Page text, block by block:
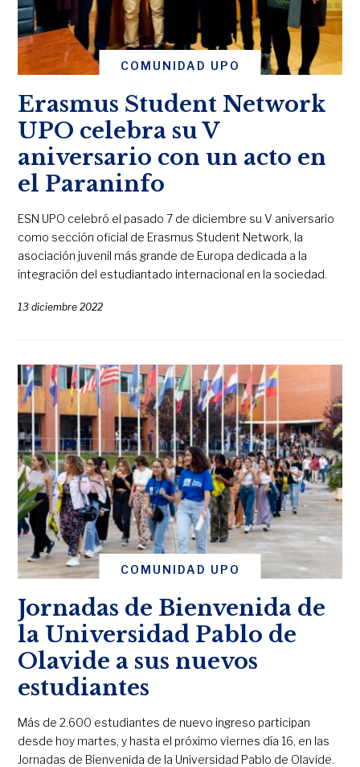
COMUNIDAD UPO
Erasmus Student Network
UPO celebra su V
aniversario con un acto en
el Paraninfo
ESN UPO celebró el pasado 7 de diciembre su V aniversario
como sección oficial de Erasmus Student Network, la
asociación juvenil más grande de Europa dedicada a la
integración del estudiantado internacional en la sociedad.
13 diciembre 2022
COMUNIDAD UPO
Jornadas de Bienvenida de
la Universidad Pablo de
Olavide a sus nuevos
estudiantes
Más de 2.600 estudiantes de nuevo ingreso participan
desde hoy martes, y hasta el próximo viernes día 16, en las
Jornadas de Bienvenida de la Universidad Pablo de Olavide.